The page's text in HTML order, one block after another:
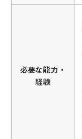
必要な能力・
経験